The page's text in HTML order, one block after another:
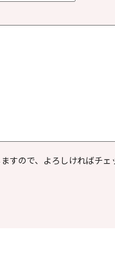
すので、よろしければチェ